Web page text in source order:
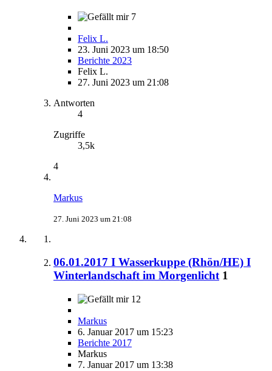
7
Felix L.
23. Juni 2023 um 18:50
Berichte 2023
Felix L.
27. Juni 2023 um 21:08
Antworten
4
Zugriffe
3,5k
4
Markus
27. Juni 2023 um 21:08
06.01.2017 I Wasserkuppe (Rhön/HE) I
Winterlandschaft im Morgenlicht 1
12
Markus
6. Januar 2017 um 15:23
Berichte 2017
Markus
7. Januar 2017 um 13:38